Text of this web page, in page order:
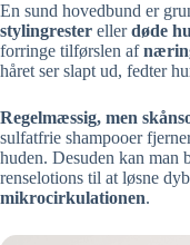
En sund hovedbund er
stylingrester ellerdøde
forringe tilførslen af
håret ser slapt ud, fedter
Regelmæssig, men
sulfatfrie shampooer
huden. Desuden kan man
renselotions til at løsne
mikrocirkulationen.